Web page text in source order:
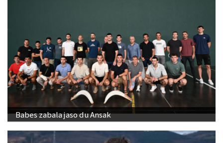
Babes zabala jaso du Ansak